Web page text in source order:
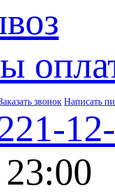
звонок Написать